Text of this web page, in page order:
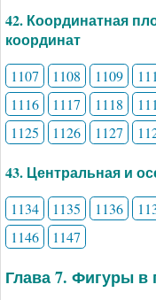
42. Координатная
координат
1107 1108 1109
1116
1117 1118
1125
1126 1127
43. Центральная и
1134 1135 1136
1146
1147
Глава 7. Фигуры в